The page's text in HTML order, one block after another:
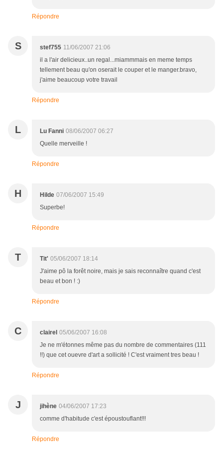
Répondre
S stef755 11/06/2007 21:06
il a l'air delicieux..un regal...miammmais en meme temps
tellement beau qu'on oserait le couper et le manger.bravo,
j'aime beaucoup votre travail
Répondre
L Lu Fanni 08/06/2007 06:27
Quelle merveille !
Répondre
H Hilde 07/06/2007 15:49
Superbe!
Répondre
T Tit' 05/06/2007 18:14
J'aime pô la forêt noire, mais je sais reconnaître quand c'est
beau et bon ! :)
Répondre
C clairel 05/06/2007 16:08
Je ne m'étonnes même pas du nombre de commentaires (111
!!) que cet ouevre d'art a sollicité ! C'est vraiment tres beau !
Répondre
J jihène 04/06/2007 17:23
comme d'habitude c'est époustouflant!!!
Répondre